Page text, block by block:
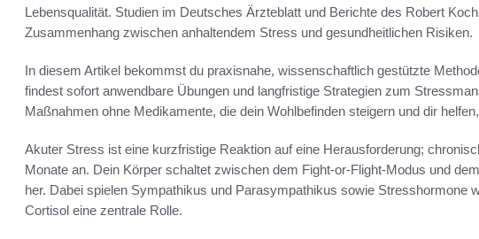
Lebensqualität. Studien im Deutsches Ärzteblatt und Berichte des Robert
Zusammenhang zwischen anhaltendem Stress und gesundheitlichen Risiken.
In diesem Artikel bekommst du praxisnahe, wissenschaftlich gestützte
findest sofort anwendbare Übungen und langfristige Strategien zum
Maßnahmen ohne Medikamente, die dein Wohlbefinden steigern und dir
Akuter Stress ist eine kurzfristige Reaktion auf eine Herausforderung;
Monate an. Dein Körper schaltet zwischen dem Fight-or-Flight-Modus und
her. Dabei spielen Sympathikus und Parasympathikus sowie Stresshormone
Cortisol eine zentrale Rolle.